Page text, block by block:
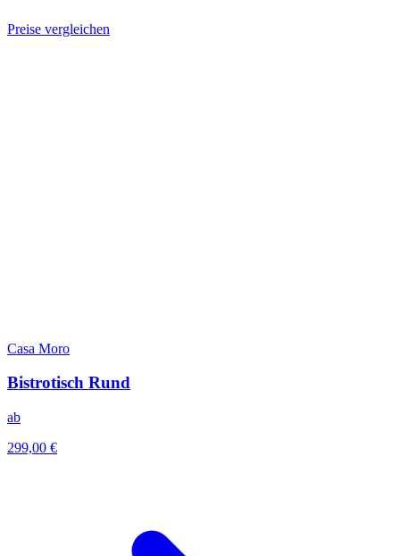
Preise vergleichen
Casa Moro
Bistrotisch Rund
ab
299,00 €